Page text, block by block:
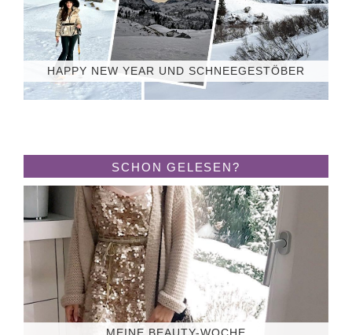
HAPPY NEW YEAR UND SCHNEEGESTÖBER
SCHON GELESEN?